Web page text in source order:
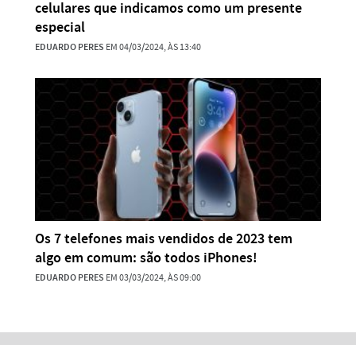
celulares que indicamos como um presente
especial
EDUARDO PERES EM 04/03/2024, ÀS 13:40
Os 7 telefones mais vendidos de 2023 tem
algo em comum: são todos iPhones!
EDUARDO PERES EM 03/03/2024, ÀS 09:00